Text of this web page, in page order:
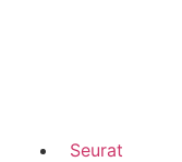
Seurat